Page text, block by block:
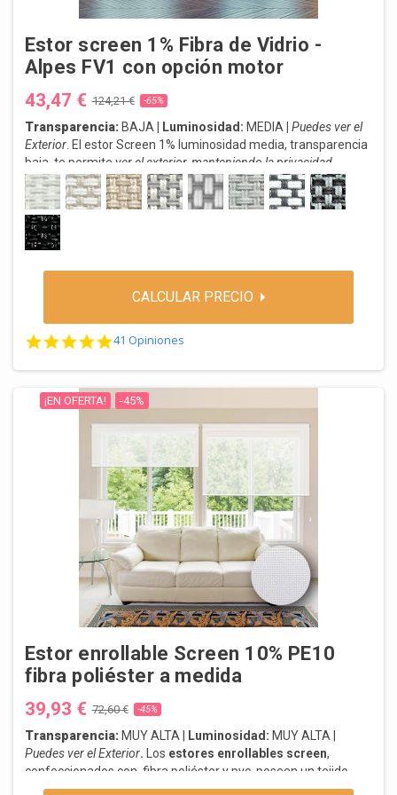
Estor screen 1% Fibra de Vidrio -
Alpes FV1 con opción motor
43,47 € 124,21 € -65%
Transparencia: BAJA | Luminosidad: MEDIA
Puedes ver el
Exterior. El estor Screen 1% luminosidad media, transparencia
baja, te permite ver el exterior, manteniendo la privacidad.
Protección UV solar. Con opción motor
ENVÍO en 3-5 días. ¡Aprovecha la oportunidad, compra ahora!
B1-0202 BLANCO
B1-0220 BLANCO LINO
B1-2020 LINOB1-0720 PERLA LINO
B1-0207 BLANCO PERLA
B1-0707 PERLA
B1-0201 BLANCO GRIS
B1-3001
B1-3030 CARBON
CALCULAR PRECIO
4.8 star rating
41 Opiniones
¡EN OFERTA! -45%
Estor enrollable Screen 10% PE10
fibra poliéster a medida
39,93 € 72,60 € -45%
Transparencia: MUY ALTA | Luminosidad: MUY ALTA |
Puedes ver el Exterior. Los estores enrollables screen,
confeccionados con fibra poliéster y pvc, poseen un tejido
técnico de última generación. sus propiedades mejoran tu